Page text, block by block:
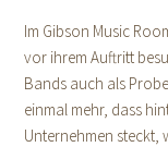
Im Gibson Music
vor ihrem Auftritt
Bands auch als
einmal mehr, dass
Unternehmen steckt,